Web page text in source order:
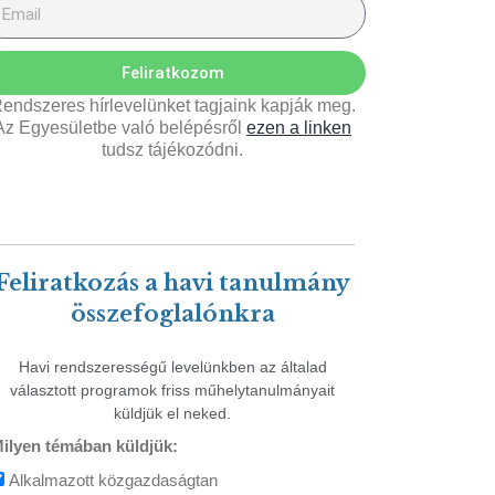
Feliratkozom
hírlevelünket tagjaink kapják meg.
Egyesületbe való belépésről ezen a linken
tudsz tájékozódni.
a havi tanulmány
összefoglalónkra
Havi rendszerességű levelünkben az általad
választott programok friss műhelytanulmányait
küldjük el neked.
témában küldjük:
Alkalmazott közgazdaságtan